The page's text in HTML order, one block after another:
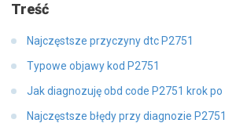
Treść
Najczęstsze przyczyny dtc P2751
Typowe objawy kod P2751
Jak diagnozuję obd code P2751 krok po
Najczęstsze błędy przy diagnozie